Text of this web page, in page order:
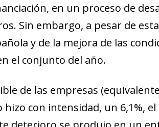
en un proceso de
Sin embargo, a pesar de
y de la mejora de las
el conjunto del año.
de las empresas
hizo con intensidad, un 6,1%,